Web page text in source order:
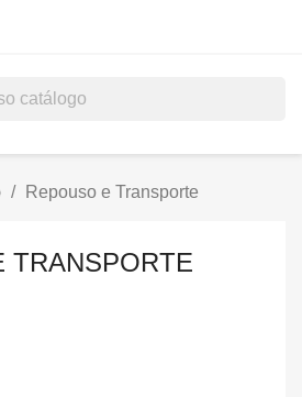
Repouso e Transporte
TRANSPORTE